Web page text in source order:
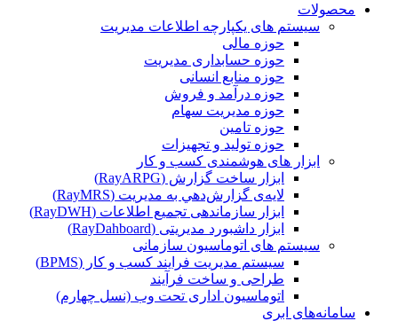
محصولات
سیستم های یکپارچه اطلاعات مدیریت
حوزه مالی
حوزه حسابداری مدیریت
حوزه منابع انسانی
حوزه درآمد و فروش
حوزه مدیریت سهام
حوزه تامین
حوزه تولید و تجهیزات
ابزار های هوشمندی کسب و کار
ابزار ساخت گزارش (RayARPG)
لایه‌ی گزارش‌دهي به مديريت (RayMRS)
ابزار سازماندهی تجمیع اطلاعات (RayDWH)
ابزار داشبورد مدیریتی (RayDahboard)
سیستم های اتوماسیون سازمانی
سیستم مدیریت فرایند کسب و کار (BPMS)
طراحی و ساخت فرآیند
اتوماسیون اداری تحت وب (نسل چهارم)
سامانه‌های ابری